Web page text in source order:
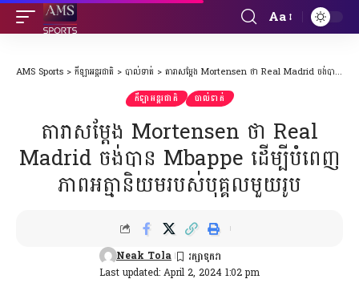
Font
Aa
AMS Sports > កីឡាអន្តរជាតិ > បាល់ទាត់ > តារាសម្ដែង Mortensen ថា Real Madrid ចង់បាន Mbappe ដើម្បីបំពេញភាពអត្មានិយមរបស់បុគ្គលមួយរូប
កីឡាអន្តរជាតិ បាល់ទាត់
តារាសម្ដែង Mortensen ថា Real
Madrid ចង់បាន Mbappe ដើម្បីបំពេញ
ភាពអត្មានិយមរបស់បុគ្គលមួយរូប
Last updated: April 2, 2024 1:02 pm
Neak Tola